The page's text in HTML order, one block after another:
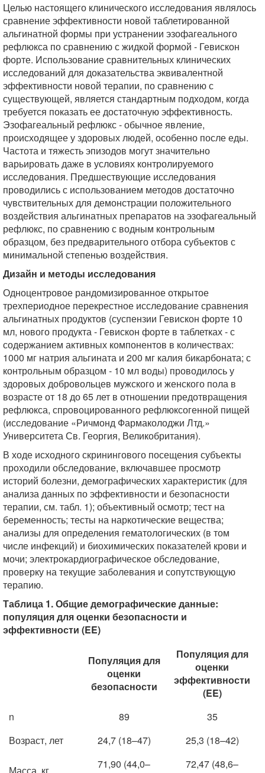
Целью настоящего клинического исследования являлось
сравнение эффективности новой таблетированной
альгинатной формы при устранении эзофагеального
рефлюкса по сравнению с жидкой формой - Гевискон
форте. Использование сравнительных клинических
исследований для доказательства эквивалентной
эффективности новой терапии, по сравнению с
существующей, является стандартным подходом, когда
требуется показать ее достаточную эффективность.
Эзофагеальный рефлюкс - обычное явление,
происходящее у здоровых людей, особенно после еды.
Частота и тяжесть эпизодов могут значительно
варьировать даже в условиях контролируемого
исследования. Предшествующие исследования
проводились с использованием методов достаточно
чувствительных для демонстрации положительного
воздействия альгинатных препаратов на эзофагеальный
рефлюкс, по сравнению с водным контрольным
образцом, без предварительного отбора субъектов с
минимальной степенью воздействия.
Дизайн и методы исследования
Одноцентровое рандомизированное открытое
трехпериодное перекрестное исследование сравнения
альгинатных продуктов (суспензии Гевискон форте 10
мл, нового продукта - Гевискон форте в таблетках - с
содержанием активных компонентов в количествах:
1000 мг натрия альгината и 200 мг калия бикарбоната; с
контрольным образцом - 10 мл воды) проводилось у
здоровых добровольцев мужского и женского пола в
возрасте от 18 до 65 лет в отношении предотвращения
рефлюкса, спровоцированного рефлюксогенной пищей
(исследование «Ричмонд Фармаколоджи Лтд.»
Университета Св. Георгия, Великобритания).
В ходе исходного скринингового посещения субъекты
проходили обследование, включавшее просмотр
историй болезни, демографических характеристик (для
анализа данных по эффективности и безопасности
терапии, см. табл. 1); объективный осмотр; тест на
беременность; тесты на наркотические вещества;
анализы для определения гематологических (в том
числе инфекций) и биохимических показателей крови и
мочи; электрокардиографическое обследование,
проверку на текущие заболевания и сопутствующую
терапию.
Таблица 1. Общие демографические данные:
популяция для оценки безопасности и
эффективности (EE)
Популяция для
оценки
безопасности
Популяция для
оценки
эффективности
(EE)
n
89
35
Возраст, лет
24,7 (18–47) 25,3 (18–42)
71,90 (44,0–
72,47 (48,6–